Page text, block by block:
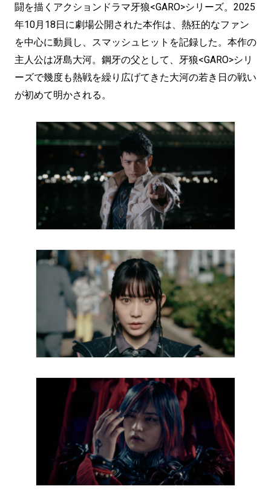
闘を描くアクションドラマ牙狼<GARO>シリーズ。2025
年10月18日に劇場公開された本作は、熱狂的なファン
を中心に動員し、スマッシュヒットを記録した。本作の
主人公は冴島大河。鋼牙の父として、牙狼<GARO>シリ
ーズで幾度も熱戦を繰り広げてきた大河の若き日の戦い
が初めて明かされる。